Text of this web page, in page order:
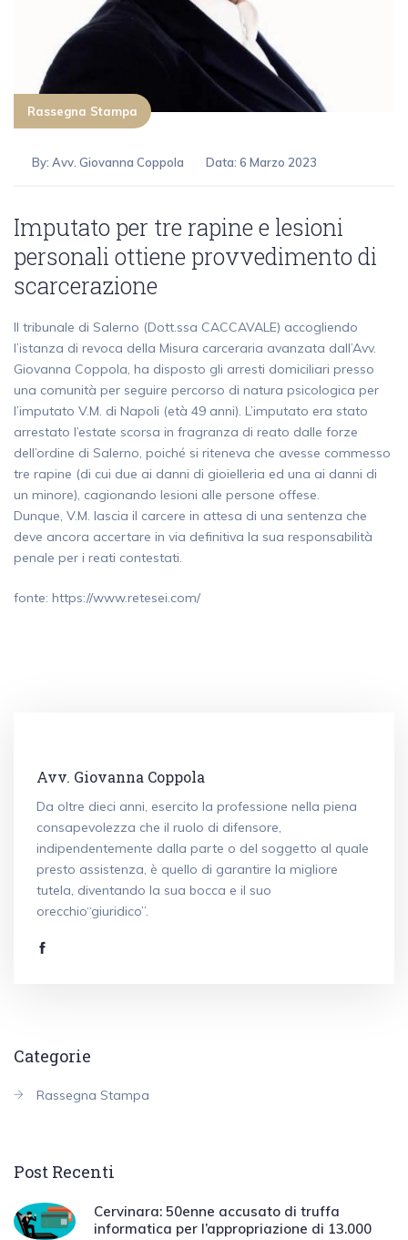
Rassegna Stampa
By: Avv. Giovanna Coppola Data: 6 Marzo 2023
Imputato per tre rapine e lesioni
personali ottiene provvedimento di
scarcerazione
Il tribunale di Salerno (Dott.ssa CACCAVALE) accogliendo
l’istanza di revoca della Misura carceraria avanzata dall’Avv.
Giovanna Coppola, ha disposto gli arresti domiciliari presso
una comunità per seguire percorso di natura psicologica per
l’imputato V.M. di Napoli (età 49 anni). L’imputato era stato
arrestato l’estate scorsa in fragranza di reato dalle forze
dell’ordine di Salerno, poiché si riteneva che avesse commesso
tre rapine (di cui due ai danni di gioielleria ed una ai danni di
un minore), cagionando lesioni alle persone offese.
Dunque, V.M. lascia il carcere in attesa di una sentenza che
deve ancora accertare in via definitiva la sua responsabilità
penale per i reati contestati.
fonte: https://www.retesei.com/
Avv. Giovanna Coppola
Da oltre dieci anni, esercito la professione nella piena
consapevolezza che il ruolo di difensore,
indipendentemente dalla parte o del soggetto al quale
presto assistenza, è quello di garantire la migliore
tutela, diventando la sua bocca e il suo
orecchio“giuridico”.
Categorie
Rassegna Stampa
Post Recenti
Cervinara: 50enne accusato di truffa
informatica per l’appropriazione di 13.000